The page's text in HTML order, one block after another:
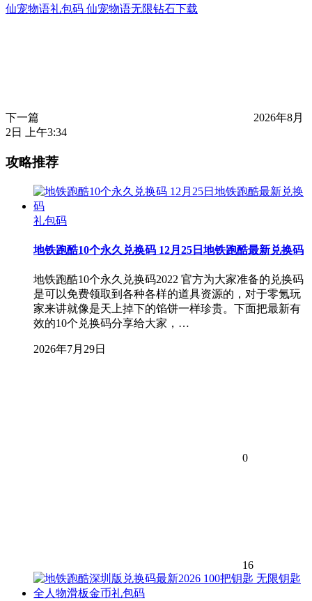
仙宠物语礼包码 仙宠物语无限钻石下载
下一篇
2026年8月
2日 上午3:34
攻略推荐
礼包码
地铁跑酷10个永久兑换码 12月25日地铁跑酷最新兑换码
地铁跑酷10个永久兑换码2022 官方为大家准备的兑换码
是可以免费领取到各种各样的道具资源的，对于零氪玩
家来讲就像是天上掉下的馅饼一样珍贵。下面把最新有
效的10个兑换码分享给大家，…
2026年7月29日
0
16